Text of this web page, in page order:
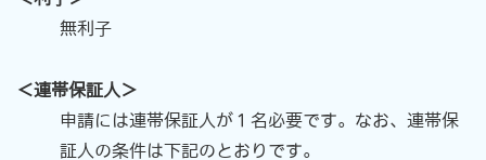
無利子
＜連帯保証人＞
申請には連帯保証人が１名必要です。なお、連帯保
証人の条件は下記のとおりです。